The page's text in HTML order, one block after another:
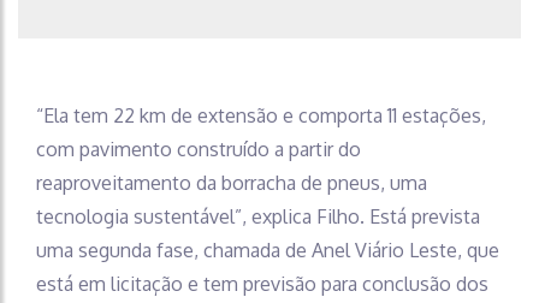
“Ela tem 22 km de extensão e comporta 11 estações,
com pavimento construído a partir do
reaproveitamento da borracha de pneus, uma
tecnologia sustentável”, explica Filho. Está prevista
uma segunda fase, chamada de Anel Viário Leste, que
está em licitação e tem previsão para conclusão dos